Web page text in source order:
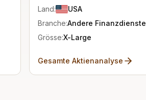
Land:
USA
Branche:Andere Finanzdienste
Grösse:X-Large
Gesamte Aktienanalyse